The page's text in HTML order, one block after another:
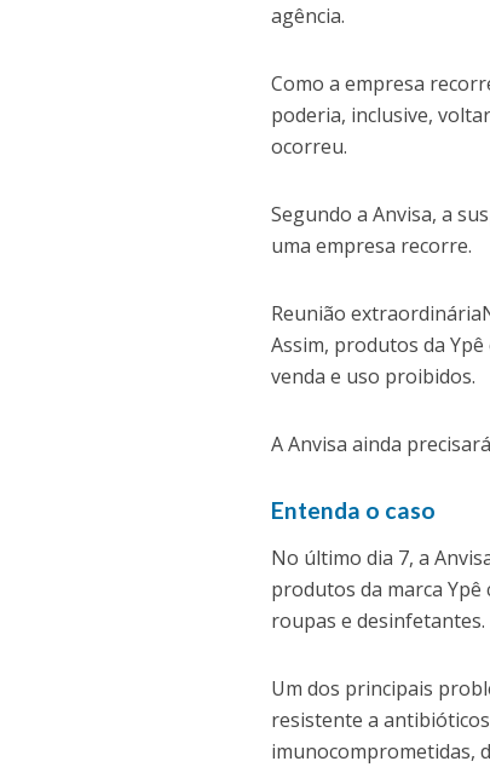
agência.
Como a empresa
poderia, inclusive,
ocorreu.
Segundo a Anvisa, a
uma empresa recorre.
Reunião
Assim, produtos da
venda e uso proibidos.
A Anvisa ainda
Entenda o caso
No último dia 7, a
produtos da marca
roupas e desinfetantes.
Um dos principais
resistente a
imunocomprometidas,